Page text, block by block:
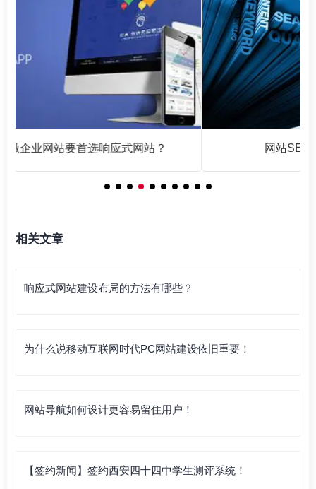
网站SEO优化基础篇之链接为皇
相关文章
响应式网站建设布局的方法有哪些？
为什么说移动互联网时代PC网站建设依旧重要！
网站导航如何设计更容易留住用户！
【签约新闻】签约西安四十四中学生测评系统！